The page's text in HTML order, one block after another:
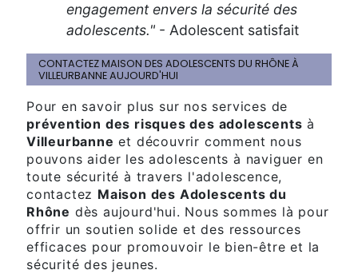
engagement envers la sécurité des
adolescents." - Adolescent satisfait
CONTACTEZ MAISON DES ADOLESCENTS DU RHÔNE À
VILLEURBANNE AUJOURD'HUI
Pour en savoir plus sur nos services de
prévention des risques des adolescents à
Villeurbanne et découvrir comment nous
pouvons aider les adolescents à naviguer en
toute sécurité à travers l'adolescence,
contactez Maison des Adolescents du
Rhône dès aujourd'hui. Nous sommes là pour
offrir un soutien solide et des ressources
efficaces pour promouvoir le bien-être et la
sécurité des jeunes.